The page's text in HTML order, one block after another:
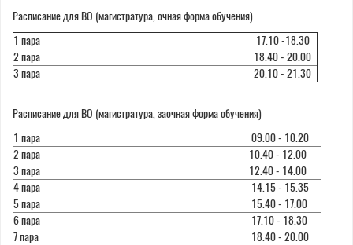
здесь
Расписание для ВО (магистратура, очная форма обучения)
1 пара
17.10 -18.30
2 пара
18.40 - 20.00
3 пара
20.10 - 21.30
Расписание для ВО (магистратура, заочная форма обучения)
1 пара
09.00 - 10.20
2 пара
10.40 - 12.00
3 пара
12.40 - 14.00
4 пара
14.15 - 15.35
5 пара
15.40 - 17.00
6 пара
17.10 - 18.30
7 пара
18.40 - 20.00